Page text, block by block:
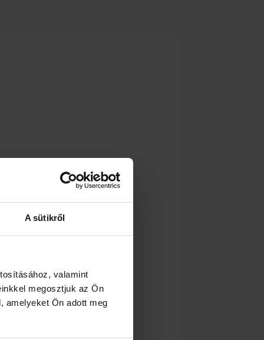
A sütikről
valamint
megosztjuk az Ön
amelyeket Ön adott meg